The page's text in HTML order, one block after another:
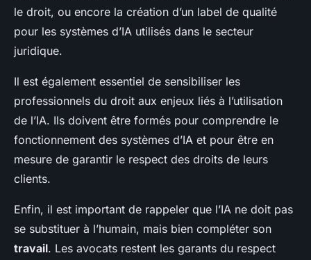
le droit, ou encore la création d’un label de qualité
pour les systèmes d’IA utilisés dans le secteur
juridique.
Il est également essentiel de sensibiliser les
professionnels du droit aux enjeux liés à l’utilisation
de l’IA. Ils doivent être formés pour comprendre le
fonctionnement des systèmes d’IA et pour être en
mesure de garantir le respect des droits de leurs
clients.
Enfin, il est important de rappeler que l’IA ne doit pas
se substituer à l’humain, mais bien compléter son
travail. Les avocats restent les garants du respect